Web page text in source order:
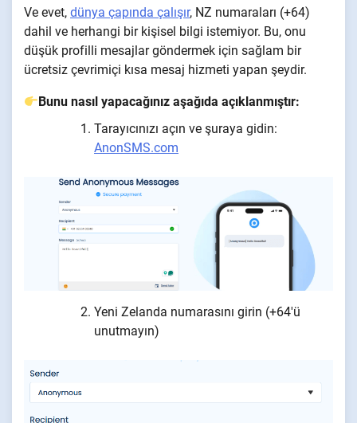
Ve evet, dünya çapında çalışır, NZ numaraları (+64)
dahil ve herhangi bir kişisel bilgi istemiyor. Bu, onu
düşük profilli mesajlar göndermek için sağlam bir
ücretsiz çevrimiçi kısa mesaj hizmeti yapan şeydir.
Bunu nasıl yapacağınız aşağıda açıklanmıştır:
Tarayıcınızı açın ve şuraya gidin:
AnonSMS.com
Yeni Zelanda numarasını girin (+64'ü
unutmayın)